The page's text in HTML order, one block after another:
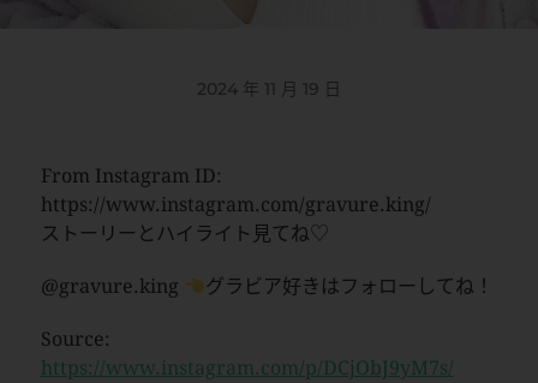
2024 年 11 月 19 日
From Instagram ID:
https://www.instagram.com/gravure.king/
ストーリーとハイライト見てね♡
@gravure.king グラビア好きはフォローしてね！
Source:
https://www.instagram.com/p/DCjObJ9yM7s/